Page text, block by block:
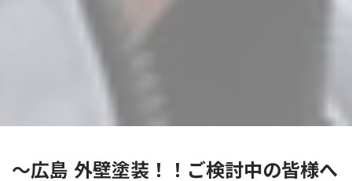
～広島 外壁塗装！！ご検討中の皆様へ